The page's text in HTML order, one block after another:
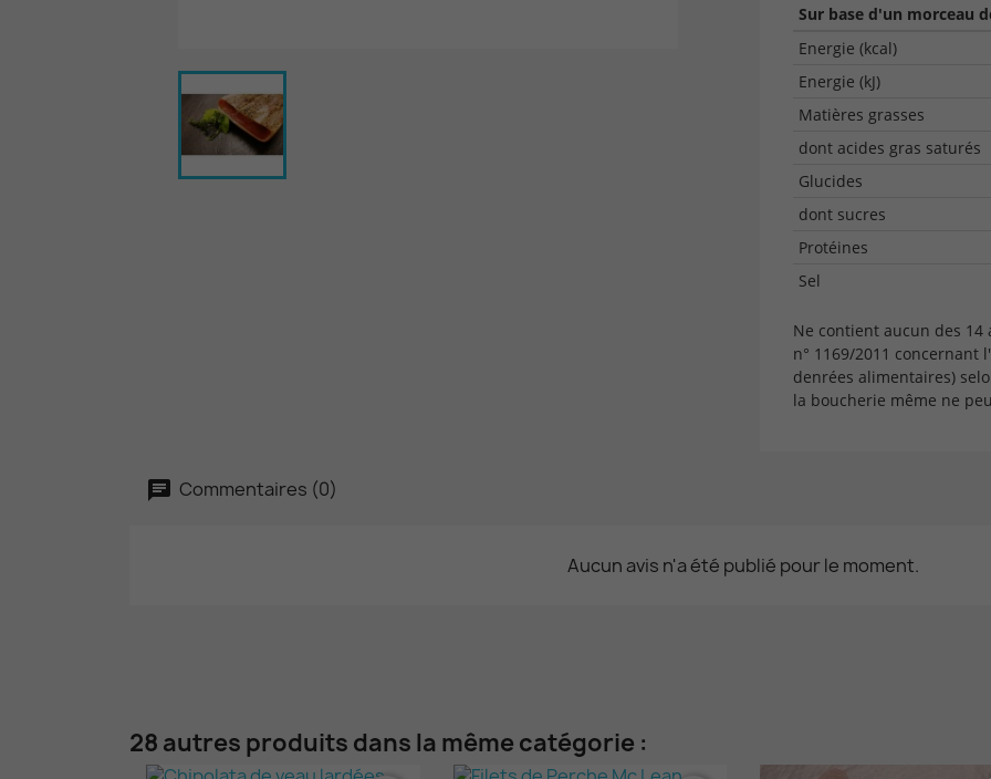
Sur base d'un morceau
Energie (kcal)
Energie (kJ)
Matières grasses
dont acides gras saturés
Glucides
dont sucres
Protéines
Sel
Ne contient aucun des 14
n° 1169/2011
denrées alimentaires)
la boucherie même ne
Commentaires (0)
Aucun avis n'a été publié pour le moment.
28 autres produits dans la même catégorie :